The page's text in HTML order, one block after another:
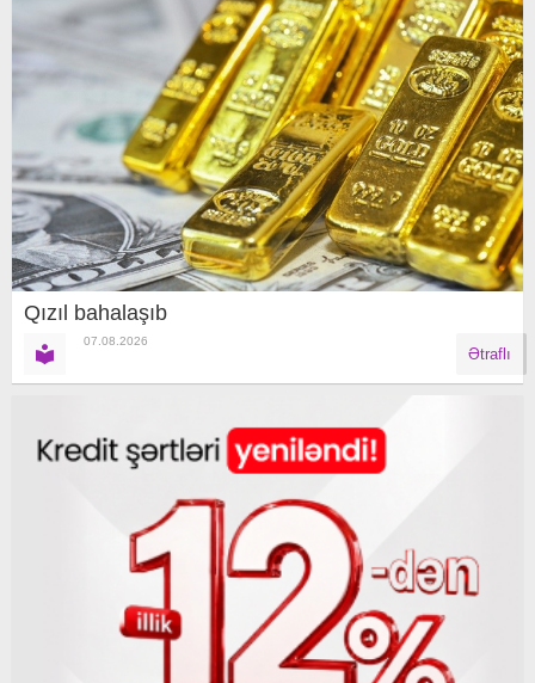
Qızıl bahalaşıb
07.08.2026
Ətraflı